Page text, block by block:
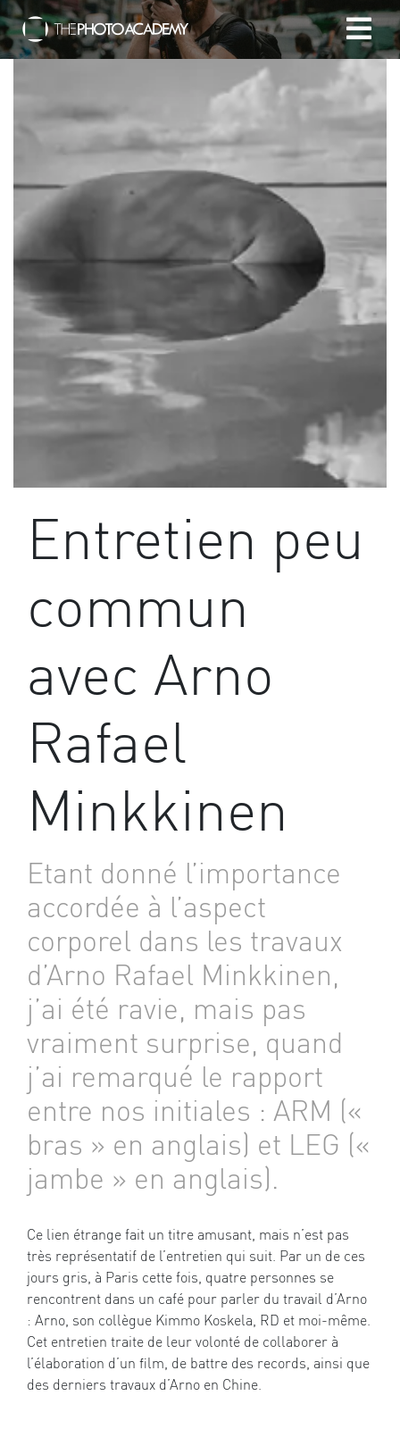
Accueil
Photographes
Offrir une Carte Cadeau
Panier
Se connecter
Entretien peu
commun
avec Arno
Rafael
Minkkinen
Etant donné l’importance
accordée à l’aspect
corporel dans les travaux
d’Arno Rafael Minkkinen,
j’ai été ravie, mais pas
vraiment surprise, quand
j’ai remarqué le rapport
entre nos initiales : ARM («
bras » en anglais) et LEG («
jambe » en anglais).
Ce lien étrange fait un titre amusant, mais n’est pas
très représentatif de l’entretien qui suit. Par un de ces
jours gris, à Paris cette fois, quatre personnes se
rencontrent dans un café pour parler du travail d’Arno
: Arno, son collègue Kimmo Koskela, RD et moi-même.
Cet entretien traite de leur volonté de collaborer à
l’élaboration d’un film, de battre des records, ainsi que
des derniers travaux d’Arno en Chine.